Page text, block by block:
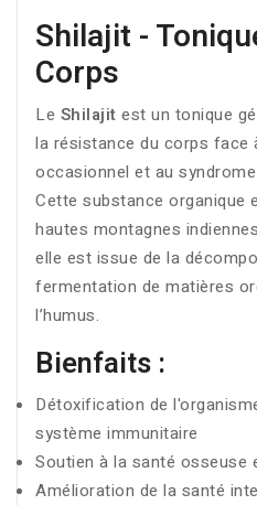
Shilajit -
Corps
Le Shilajit est un tonique
la résistance du corps face
occasionnel et au
Cette substance organique
hautes montagnes
elle est issue de la
fermentation de matières
l’humus.
Bienfaits :
Détoxification de
système immunitaire
Soutien à la santé osseuse
Amélioration de la santé